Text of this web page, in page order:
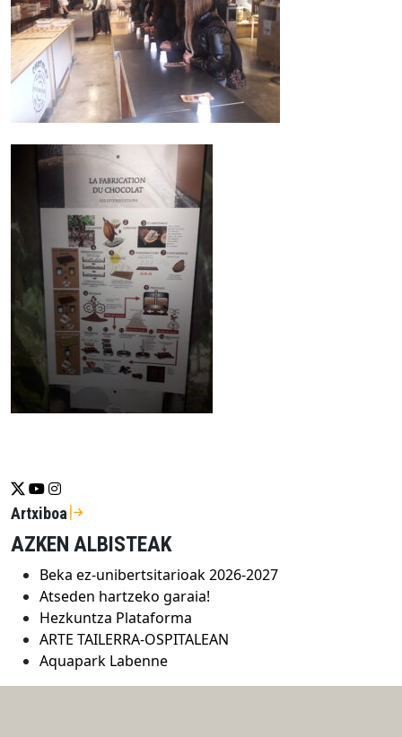
Se abrirá nueva ventana-twitter
Se abrirá nueva ventana-youtube
Se abrirá nueva ventana-instragram
Artxiboa
AZKEN ALBISTEAK
Beka ez-unibertsitarioak 2026-2027
Atseden hartzeko garaia!
Hezkuntza Plataforma
ARTE TAILERRA-OSPITALEAN
Aquapark Labenne